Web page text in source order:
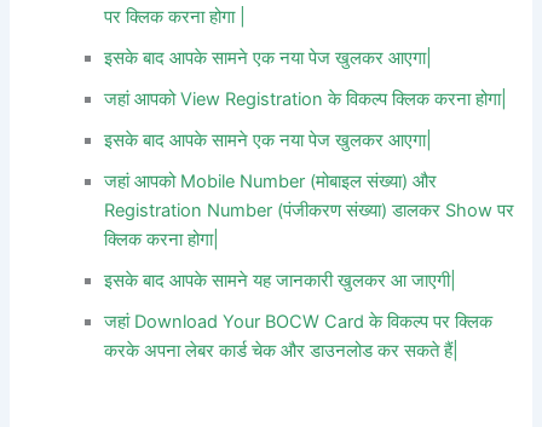
पर क्लिक करना होगा |
इसके बाद आपके सामने एक नया पेज खुलकर आएगा|
जहां आपको View Registration के विकल्प क्लिक करना होगा|
इसके बाद आपके सामने एक नया पेज खुलकर आएगा|
जहां आपको Mobile Number (मोबाइल संख्या) और
Registration Number (पंजीकरण संख्या) डालकर Show पर
क्लिक करना होगा|
इसके बाद आपके सामने यह जानकारी खुलकर आ जाएगी|
जहां Download Your BOCW Card के विकल्प पर क्लिक
करके अपना लेबर कार्ड चेक और डाउनलोड कर सकते हैं|